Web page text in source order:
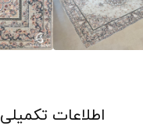
اطلاعات تکمیلی